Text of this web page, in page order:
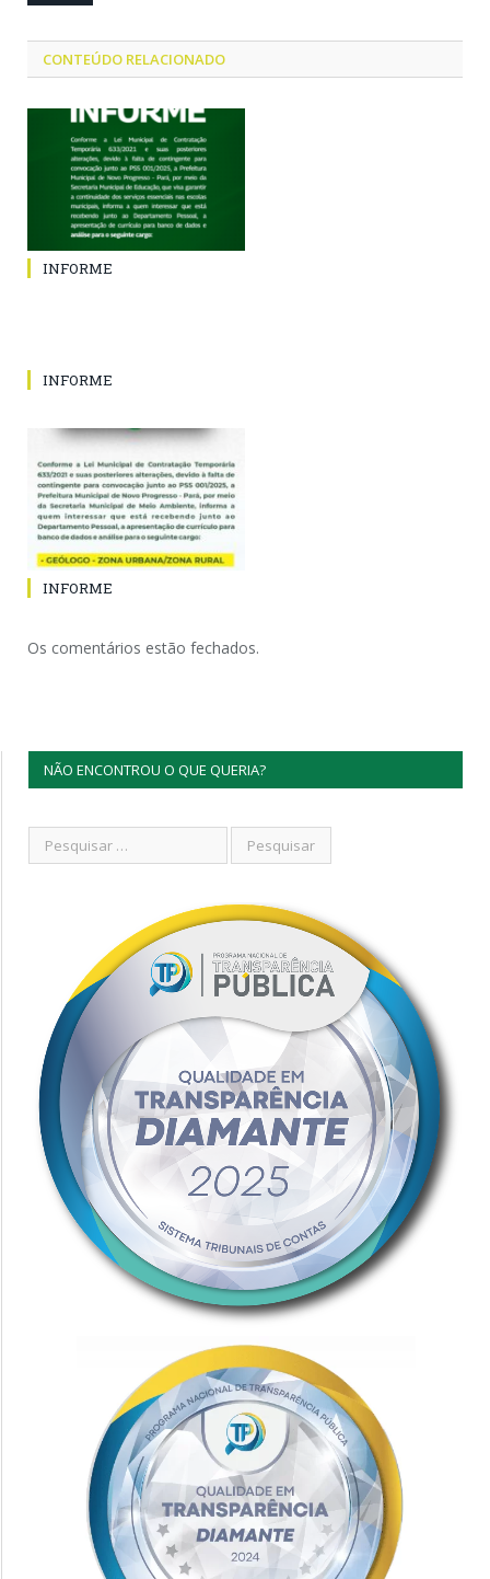
CONTEÚDO RELACIONADO
INFORME
INFORME
INFORME
Os comentários estão fechados.
NÃO ENCONTROU O QUE QUERIA?